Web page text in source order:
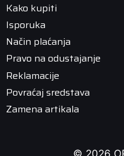
Kako kupiti
Isporuka
Način plaćanja
Pravo na odustajanje
Reklamacije
Povraćaj sredstava
Zamena artikala
© 2026